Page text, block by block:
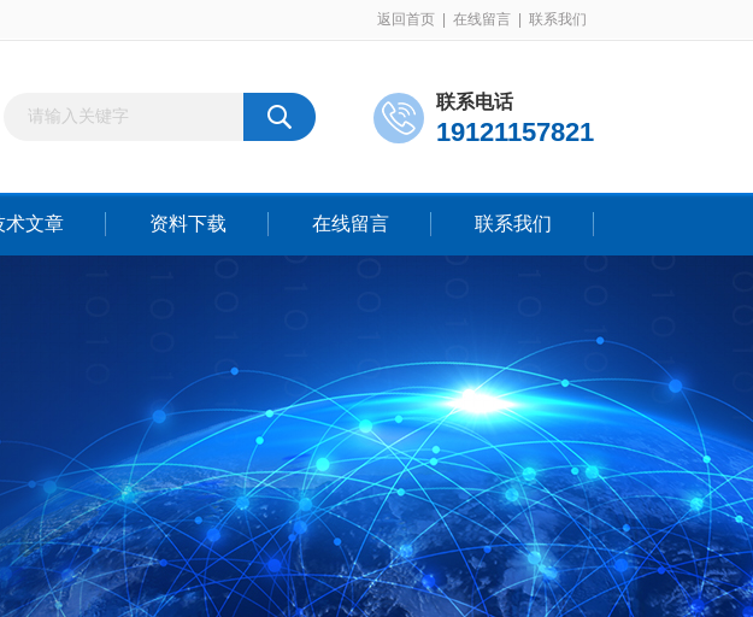
返回首页 在线留言 联系我们
联系电话
19121157821
术文章 资料下载 在线留言 联系我们